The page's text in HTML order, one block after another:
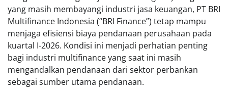
yang masih membayangi industri jasa keuangan, PT BRI
Multifinance Indonesia (“BRI Finance”) tetap mampu
menjaga efisiensi biaya pendanaan perusahaan pada
kuartal I-2026. Kondisi ini menjadi perhatian penting
bagi industri multifinance yang saat ini masih
mengandalkan pendanaan dari sektor perbankan
sebagai sumber utama pendanaan.